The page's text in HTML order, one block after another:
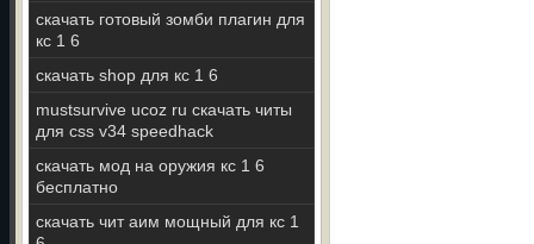
скачать готовый зомби плагин для
кс 1 6
скачать shop для кс 1 6
mustsurvive ucoz ru скачать читы
для css v34 speedhack
скачать мод на оружия кс 1 6
бесплатно
скачать чит аим мощный для кс 1